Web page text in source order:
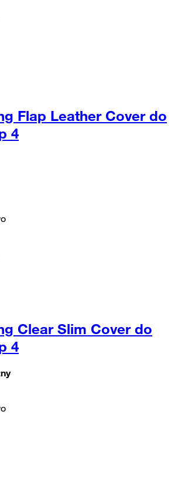
Flap Leather Cover do
4
Clear Slim Cover do
4